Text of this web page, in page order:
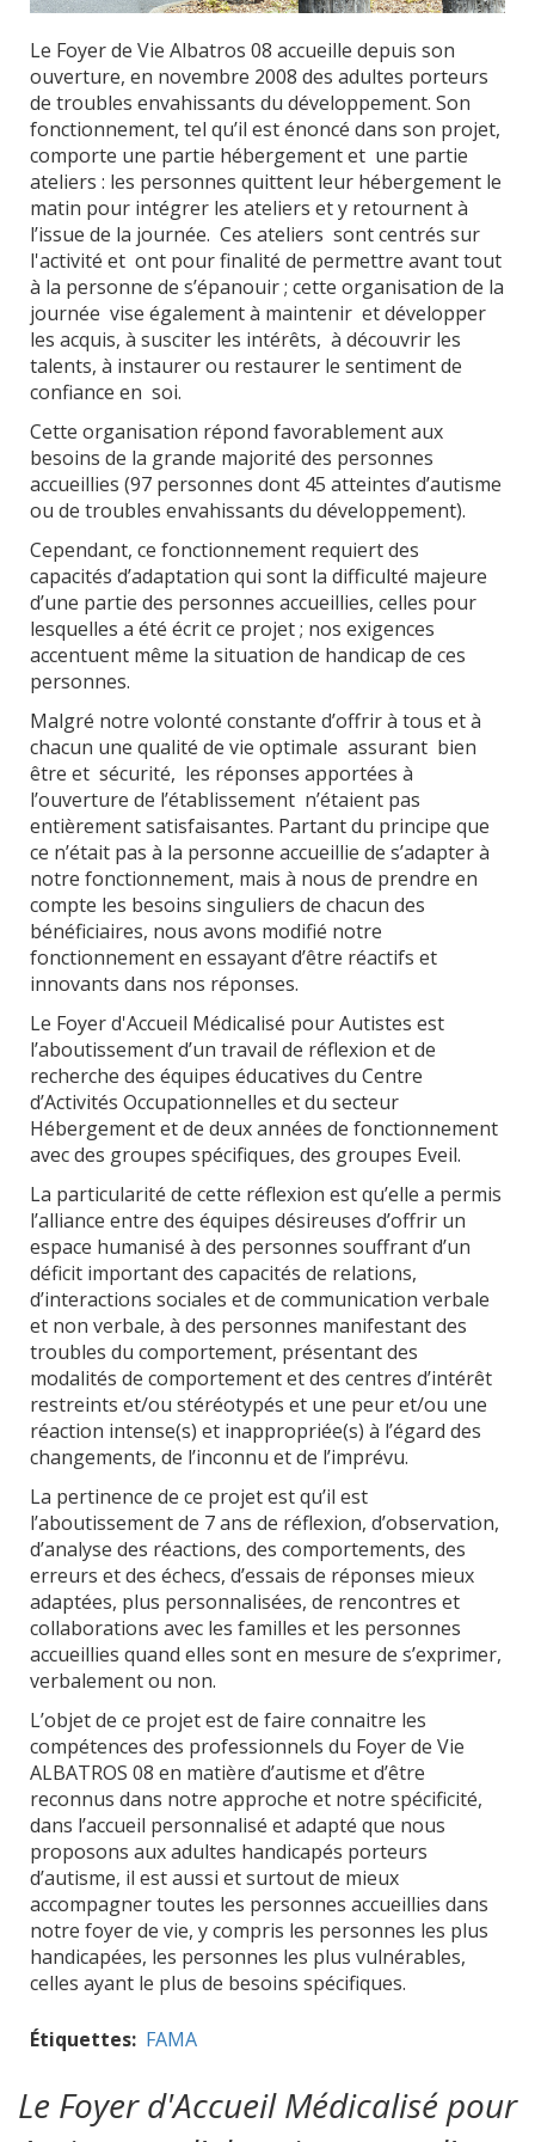
Le Foyer de Vie Albatros 08 accueille depuis son
ouverture, en novembre 2008 des adultes porteurs
de troubles envahissants du développement. Son
fonctionnement, tel qu’il est énoncé dans son projet,
comporte une partie hébergement et une partie
ateliers : les personnes quittent leur hébergement le
matin pour intégrer les ateliers et y retournent à
l’issue de la journée. Ces ateliers sont centrés sur
l'activité et ont pour finalité de permettre avant tout
à la personne de s’épanouir ; cette organisation de la
journée vise également à maintenir et développer
les acquis, à susciter les intérêts, à découvrir les
talents, à instaurer ou restaurer le sentiment de
confiance en soi.
Cette organisation répond favorablement aux
besoins de la grande majorité des personnes
accueillies (97 personnes dont 45 atteintes d’autisme
ou de troubles envahissants du développement).
Cependant, ce fonctionnement requiert des
capacités d’adaptation qui sont la difficulté majeure
d’une partie des personnes accueillies, celles pour
lesquelles a été écrit ce projet ; nos exigences
accentuent même la situation de handicap de ces
personnes.
Malgré notre volonté constante d’offrir à tous et à
chacun une qualité de vie optimale assurant bien
être et sécurité, les réponses apportées à
l’ouverture de l’établissement n’étaient pas
entièrement satisfaisantes. Partant du principe que
ce n’était pas à la personne accueillie de s’adapter à
notre fonctionnement, mais à nous de prendre en
compte les besoins singuliers de chacun des
bénéficiaires, nous avons modifié notre
fonctionnement en essayant d’être réactifs et
innovants dans nos réponses.
Le Foyer d'Accueil Médicalisé pour Autistes est
l’aboutissement d’un travail de réflexion et de
recherche des équipes éducatives du Centre
d’Activités Occupationnelles et du secteur
Hébergement et de deux années de fonctionnement
avec des groupes spécifiques, des groupes Eveil.
La particularité de cette réflexion est qu’elle a permis
l’alliance entre des équipes désireuses d’offrir un
espace humanisé à des personnes souffrant d’un
déficit important des capacités de relations,
d’interactions sociales et de communication verbale
et non verbale, à des personnes manifestant des
troubles du comportement, présentant des
modalités de comportement et des centres d’intérêt
restreints et/ou stéréotypés et une peur et/ou une
réaction intense(s) et inappropriée(s) à l’égard des
changements, de l’inconnu et de l’imprévu.
La pertinence de ce projet est qu’il est
l’aboutissement de 7 ans de réflexion, d’observation,
d’analyse des réactions, des comportements, des
erreurs et des échecs, d’essais de réponses mieux
adaptées, plus personnalisées, de rencontres et
collaborations avec les familles et les personnes
accueillies quand elles sont en mesure de s’exprimer,
verbalement ou non.
L’objet de ce projet est de faire connaitre les
compétences des professionnels du Foyer de Vie
ALBATROS 08 en matière d’autisme et d’être
reconnus dans notre approche et notre spécificité,
dans l’accueil personnalisé et adapté que nous
proposons aux adultes handicapés porteurs
d’autisme, il est aussi et surtout de mieux
accompagner toutes les personnes accueillies dans
notre foyer de vie, y compris les personnes les plus
handicapées, les personnes les plus vulnérables,
celles ayant le plus de besoins spécifiques.
Étiquettes FAMA
Le Foyer d'Accueil Médicalisé pour